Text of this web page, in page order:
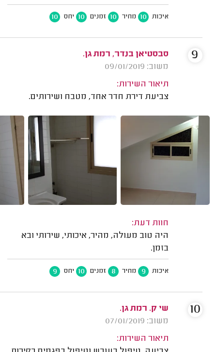
איכות 10 מחיר 10 זמנים 10 יחס 10
סבסטיאן בנדר, רמת גן.
משוב: 09/01/2019
תיאור השירות:
צביעת דירת חדר אחד, מטבח ושירותים.
חוות דעת:
היה טוב מעולה, מהיר, איכותי, שירותי ובא
בזמן.
איכות 9 מחיר 8 זמנים 10 יחס 9
9
שי ק. רמת גן.
משוב: 07/01/2019
תיאור השירות:
10